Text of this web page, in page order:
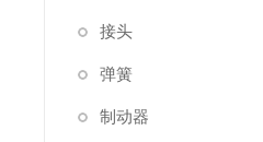
接头
弹簧
制动器